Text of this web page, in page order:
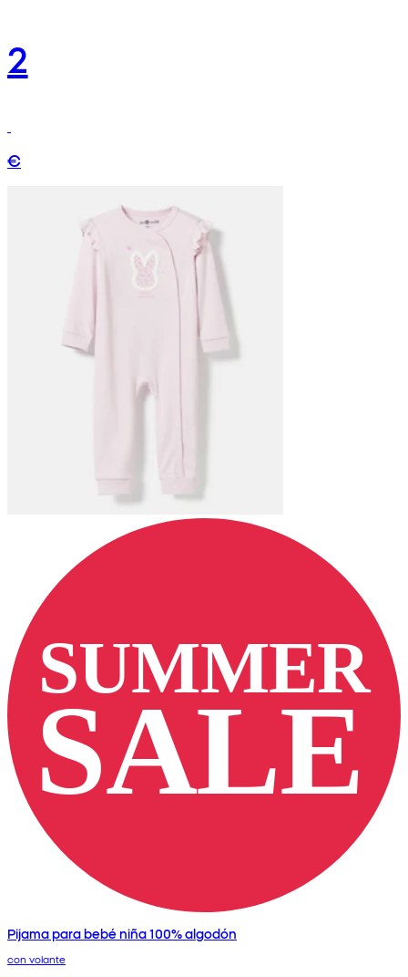
2
€
Pijama para bebé niña 100% algodón
con volante